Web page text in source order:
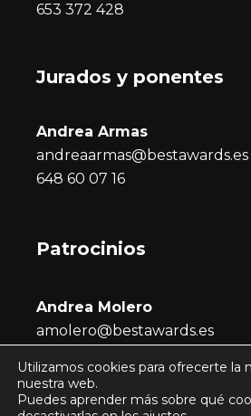
653 372 428
Jurados y ponentes
Andrea Armas
andreaarmas@bestawards.es
648 60 07 16
Patrocinios
Andrea Molero
amolero@bestawards.es
Utilizamos cookies para ofrecerte la
nuestra web.
Puedes aprender más sobre qué